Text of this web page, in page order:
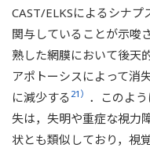
CAST/ELKSによるシナ
関与していることが示唆
熟した網膜において後天
アポトーシスによって消
に減少する 21） ．このよ
失は，失明や重症な視力
状とも類似しており，視